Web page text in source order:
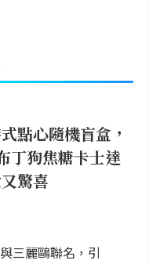
點心隨機盲盒，
狗焦糖卡士達
驚喜
三麗鷗聯名，引